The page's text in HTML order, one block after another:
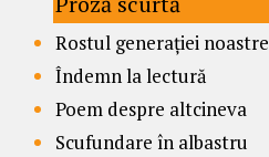
Rostul generației noastre
Îndemn la lectură
Poem despre altcineva
Scufundare în albastru